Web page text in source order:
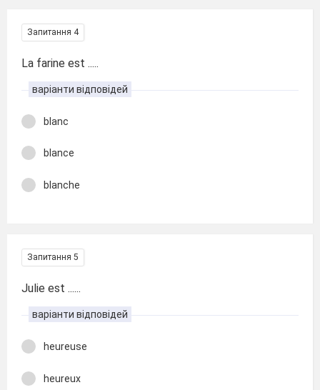
Запитання 4
La farine est .....
варіанти відповідей
blanc
blance
blanche
Запитання 5
Julie est ......
варіанти відповідей
heureuse
heureux